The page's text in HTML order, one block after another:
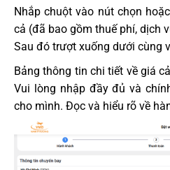
Nhắp chuột vào nút chọn
cả (đã bao gồm thuế phí, dịch
Sau đó trượt xuống dưới cùng
Bảng thông tin chi tiết về giá
Vui lòng nhập đầy đủ và
cho mình. Đọc và hiểu rõ về